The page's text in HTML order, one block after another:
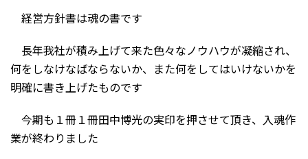
経営方針書は魂の書です
長年我社が積み上げて来た色々なノウハウが凝縮され、
何をしなけなばならないか、また何をしてはいけないかを
明確に書き上げたものです
今期も１冊１冊田中博光の実印を押させて頂き、入魂作
業が終わりました